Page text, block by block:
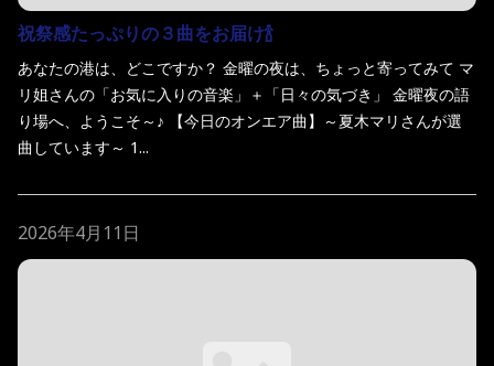
祝祭感たっぷりの３曲をお届け🍾
あなたの港は、どこですか？ 金曜の夜は、ちょっと寄ってみて マ
リ姐さんの「お気に入りの音楽」＋「日々の気づき」 金曜夜の語
り場へ、ようこそ～♪ 【今日のオンエア曲】～夏木マリさんが選
曲しています～ 1...
2026年4月11日